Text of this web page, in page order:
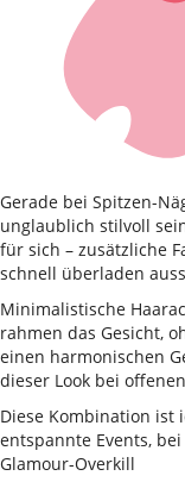
Gerade bei Spitzen-
unglaublich stilvoll
für sich – zusätzliche
schnell überladen
Minimalistische
rahmen das Gesicht,
einen harmonischen
dieser Look bei
Diese Kombination
entspannte Events,
Glamour-Overkill